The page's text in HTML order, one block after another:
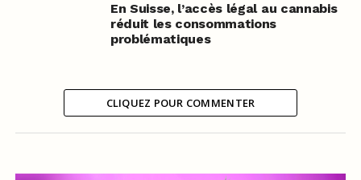
En Suisse, l’accès légal au cannabis
réduit les consommations
problématiques
CLIQUEZ POUR COMMENTER